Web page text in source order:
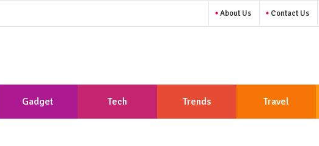
About Us Contact Us
Gadget Tech Trends Travel